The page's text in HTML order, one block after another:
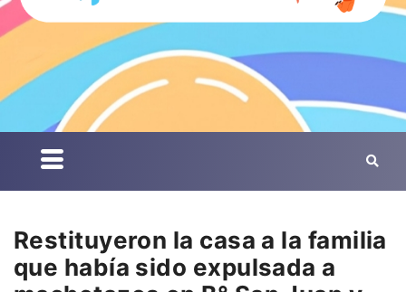
Restituyeron la casa a la familia
que había sido expulsada a